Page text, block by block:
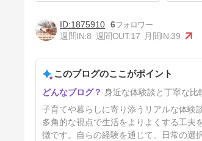
30代でも専業主婦だったらノ
ーメイクで大丈夫？普段すっぴ
ケア
56日前
1875910 6
週間IN:8 週間OUT:17 月間IN:39
このブログのここがポイント
身近な体験談と丁寧な比
子育てや暮らしに寄り添うリアルな体験
多角的な視点で生活をよりよくする工夫
徴です。自らの経験を通じて、日常の選